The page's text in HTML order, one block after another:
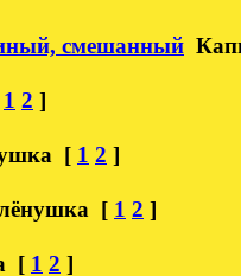
смешанный
1 2 ]
[ 1 2 ]
[ 1 2 ]
[ 1 2 ]